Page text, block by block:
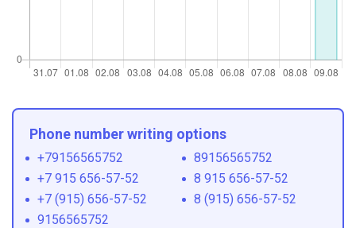
Phone number writing options
+79156565752
89156565752
+7 915 656-57-52
8 915 656-57-52
+7 (915) 656-57-52
8 (915) 656-57-52
9156565752